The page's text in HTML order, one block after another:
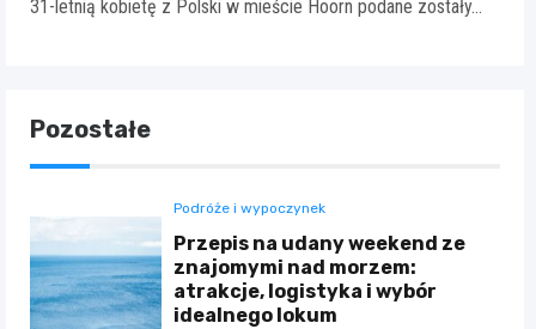
31-letnią kobietę z Polski w mieście Hoorn podane zostały…
Pozostałe
Podróże i wypoczynek
Przepis na udany weekend ze
znajomymi nad morzem:
atrakcje, logistyka i wybór
idealnego lokum